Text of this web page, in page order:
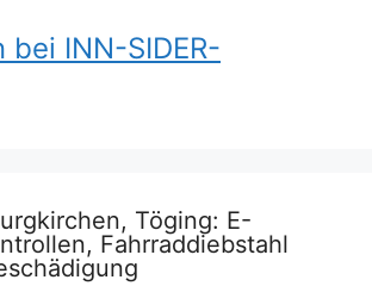
bei INN-SIDER-
Töging: E-
Fahrraddiebstahl